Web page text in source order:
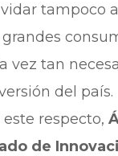
tampoco
vez tan
del país.
este respecto,
de